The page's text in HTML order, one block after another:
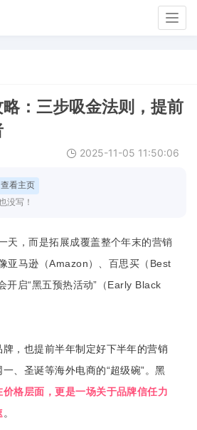
：三步吸金法则，提前
2025-11-05 11:50:06
查看主页
没写！
天，而是拓展成覆盖整个年末的营销
亚马逊（Amazon）、百思买（Best
开启“黑五预热活动”（Early Black
，也提前半年制定好下半年的营销
、圣诞等海外电商的“超级碗”。黑
格层面，更是一场关于品牌信任力
。